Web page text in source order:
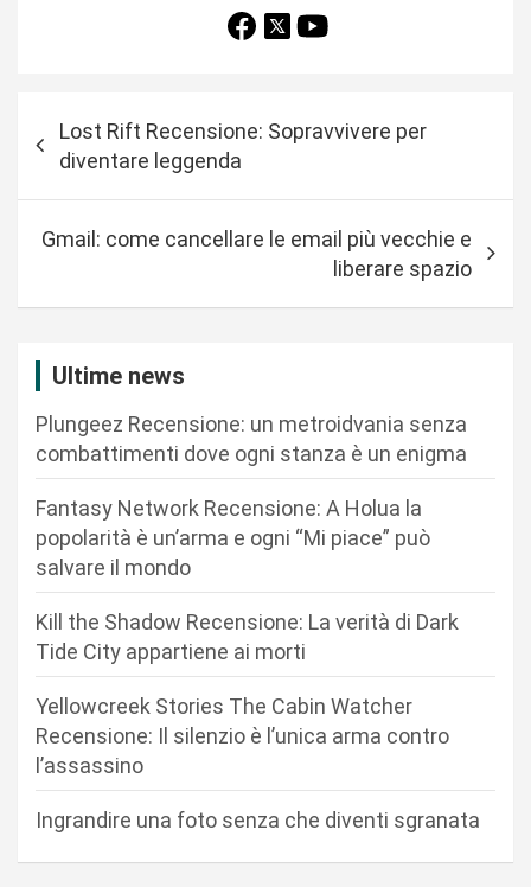
a
Lost Rift Recensione: Sopravvivere per
diventare leggenda
Gmail: come cancellare le email più vecchie e
liberare spazio
Ultime news
Plungeez Recensione: un metroidvania senza
combattimenti dove ogni stanza è un enigma
Fantasy Network Recensione: A Holua la
popolarità è un’arma e ogni “Mi piace” può
salvare il mondo
Kill the Shadow Recensione: La verità di Dark
Tide City appartiene ai morti
Yellowcreek Stories The Cabin Watcher
Recensione: Il silenzio è l’unica arma contro
l’assassino
Ingrandire una foto senza che diventi sgranata